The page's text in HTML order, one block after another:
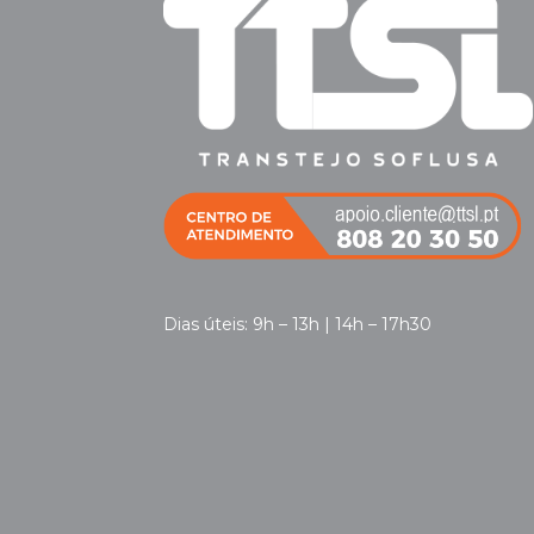
Dias úteis: 9h – 13h | 14h – 17h30